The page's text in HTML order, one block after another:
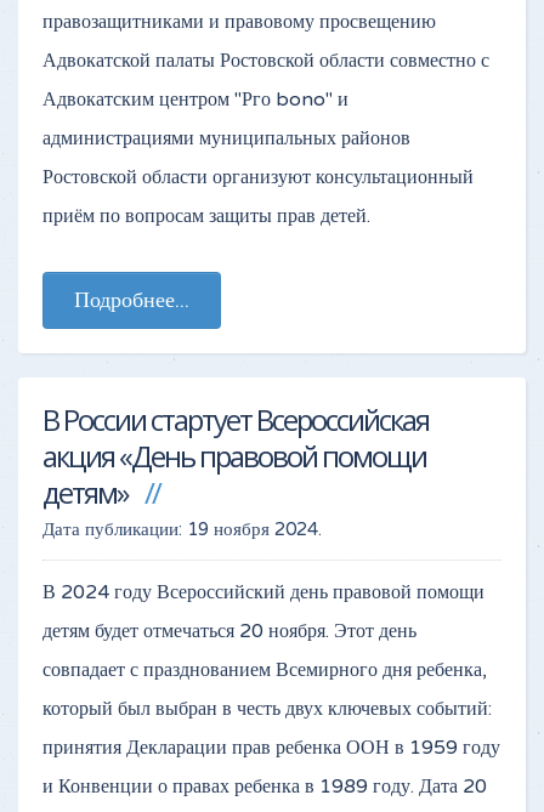
правозащитниками и правовому просвещению
Адвокатской палаты Ростовской области совместно с
Адвокатским центром "Рго bono" и
администрациями муниципальных районов
Ростовской области организуют консультационный
приём по вопросам защиты прав детей.
Подробнее...
В России стартует Всероссийская
акция «День правовой помощи
детям»
Дата публикации: 19 ноября 2024.
В 2024 году Всероссийский день правовой помощи
детям будет отмечаться 20 ноября. Этот день
совпадает с празднованием Всемирного дня ребенка,
который был выбран в честь двух ключевых событий:
принятия Декларации прав ребенка ООН в 1959 году
и Конвенции о правах ребенка в 1989 году. Дата 20